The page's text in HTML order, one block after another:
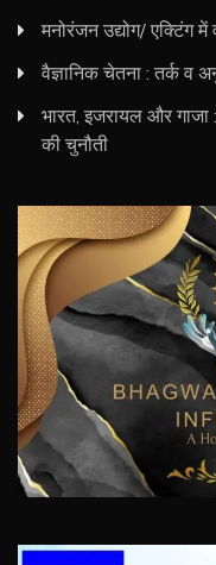
मनोरंजन उद्योग/ एक्टिंग
वैज्ञानिक चेतना : तर्क व
भारत, इजरायल और
की चुनौती